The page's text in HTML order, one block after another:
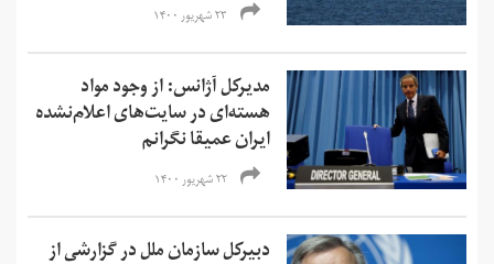
۲۳ شهریور ۱۴۰۰
مدیرکل آژانس: از وجود مواد
هسته‌ای در سایت‌های اعلام‌نشده
ایران عمیقا نگرانم
۲۲ شهریور ۱۴۰۰
دبیرکل سازمان ملل در گزارشی از